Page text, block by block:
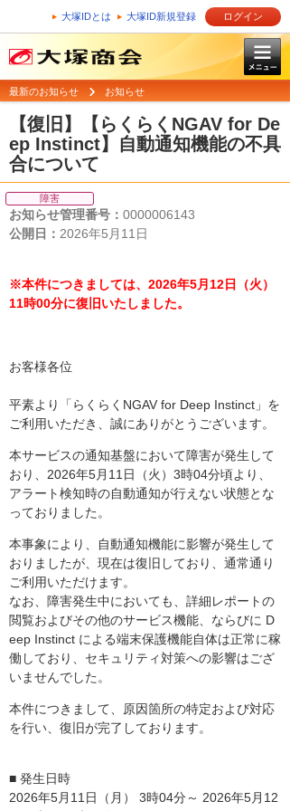
大塚IDとは 大塚ID新規登録 ログイン
最新のお知らせ お知らせ
【復旧】【らくらくNGAV for De
ep Instinct】自動通知機能の不具
合について
障害
お知らせ管理番号： 0000006143
公開日： 2026年5月11日
※本件につきましては、2026年5月12日（火）
11時00分に復旧いたしました。
お客様各位
平素より「らくらくNGAV for Deep Instinct」を
ご利用いただき、誠にありがとうございます。
本サービスの通知基盤において障害が発生して
おり、2026年5月11日（火）3時04分頃より、
アラート検知時の自動通知が行えない状態とな
っておりました。
本事象により、自動通知機能に影響が発生して
おりましたが、現在は復旧しており、通常通り
ご利用いただけます。
なお、障害発生中においても、詳細レポートの
閲覧およびその他のサービス機能、ならびに D
eep Instinct による端末保護機能自体は正常に稼
働しており、セキュリティ対策への影響はござ
いませんでした。
本件につきまして、原因箇所の特定および対応
を行い、復旧が完了しております。
■ 発生日時
2026年5月11日（月） 3時04分～ 2026年5月12